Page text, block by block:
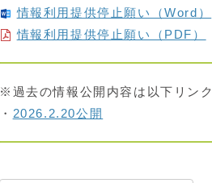
情報利用提供停止願い（Word）
情報利用提供停止願い（PDF）
※過去の情報公開内容は以下リン
・ 2026.2.20公開